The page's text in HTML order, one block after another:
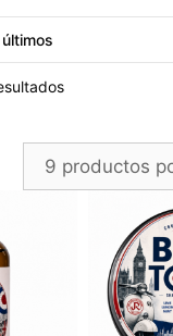
Ordenado